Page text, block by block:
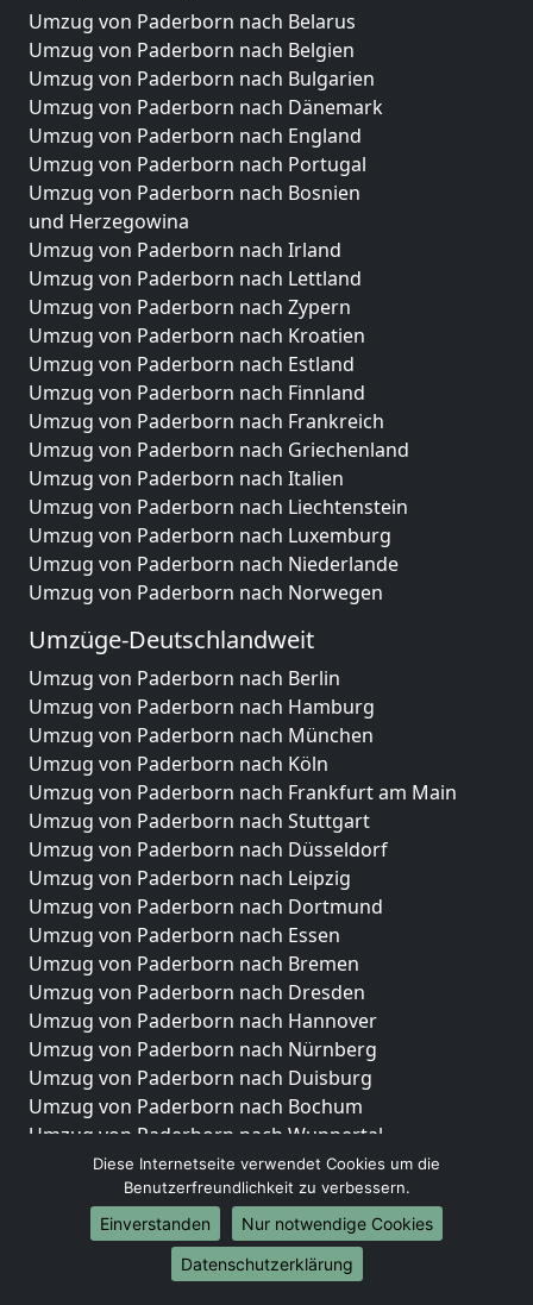
Umzug von Paderborn nach Belarus
Umzug von Paderborn nach Belgien
Umzug von Paderborn nach Bulgarien
Umzug von Paderborn nach Dänemark
Umzug von Paderborn nach England
Umzug von Paderborn nach Portugal
Umzug von Paderborn nach Bosnien
und Herzegowina
Umzug von Paderborn nach Irland
Umzug von Paderborn nach Lettland
Umzug von Paderborn nach Zypern
Umzug von Paderborn nach Kroatien
Umzug von Paderborn nach Estland
Umzug von Paderborn nach Finnland
Umzug von Paderborn nach Frankreich
Umzug von Paderborn nach Griechenland
Umzug von Paderborn nach Italien
Umzug von Paderborn nach Liechtenstein
Umzug von Paderborn nach Luxemburg
Umzug von Paderborn nach Niederlande
Umzug von Paderborn nach Norwegen
Umzüge-Deutschlandweit
Umzug von Paderborn nach Berlin
Umzug von Paderborn nach Hamburg
Umzug von Paderborn nach München
Umzug von Paderborn nach Köln
Umzug von Paderborn nach Frankfurt am Main
Umzug von Paderborn nach Stuttgart
Umzug von Paderborn nach Düsseldorf
Umzug von Paderborn nach Leipzig
Umzug von Paderborn nach Dortmund
Umzug von Paderborn nach Essen
Umzug von Paderborn nach Bremen
Umzug von Paderborn nach Dresden
Umzug von Paderborn nach Hannover
Umzug von Paderborn nach Nürnberg
Umzug von Paderborn nach Duisburg
Umzug von Paderborn nach Bochum
Umzug von Paderborn nach Wuppertal
Umzug von Paderborn nach Bielefeld
Umzug von Paderborn nach Bonn
Umzug von Paderborn nach Münster
Internationale-Umzüge
Diese Internetseite verwendet Cookies um die
Benutzerfreundlichkeit zu verbessern.
Einverstanden
Nur notwendige Cookies
Datenschutzerklärung